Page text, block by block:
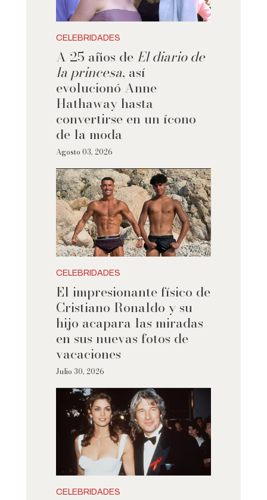
CELEBRIDADES
A 25 años de El diario de
la princesa, así
evolucionó Anne
Hathaway hasta
convertirse en un ícono
de la moda
Agosto 03, 2026
CELEBRIDADES
El impresionante físico de
Cristiano Ronaldo y su
hijo acapara las miradas
en sus nuevas fotos de
vacaciones
Julio 30, 2026
CELEBRIDADES